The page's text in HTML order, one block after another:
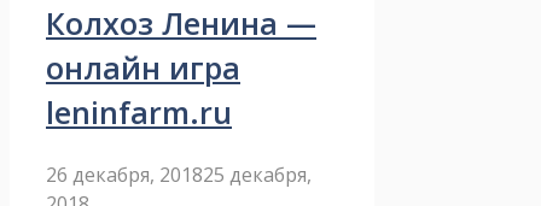
Колхоз Ленина —
онлайн игра
leninfarm.ru
26 декабря, 201825 декабря,